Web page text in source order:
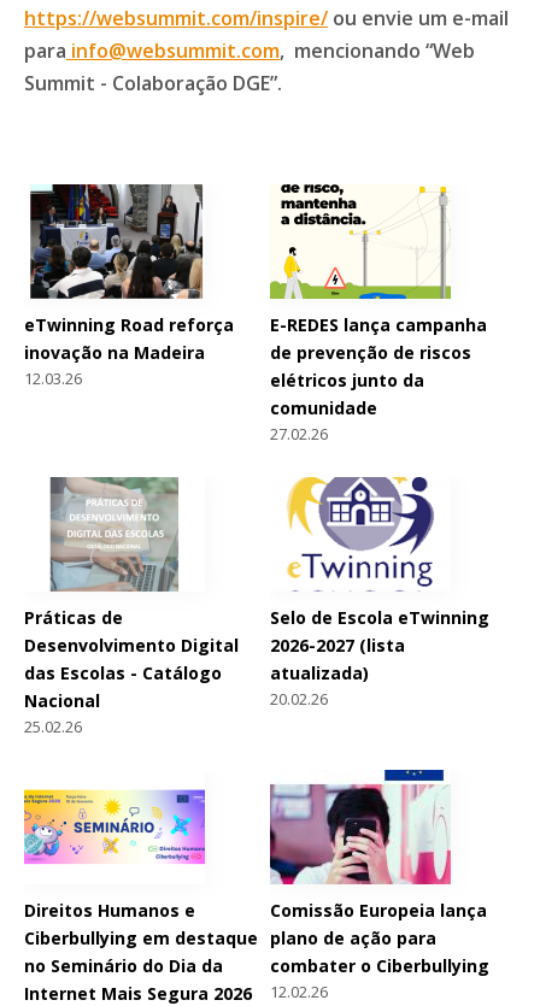
https://websummit.com/inspire/ ou envie um e-mail
para info@websummit.com, mencionando “Web
Summit - Colaboração DGE”.
eTwinning Road reforça
inovação na Madeira
12.03.26
E-REDES lança campanha
de prevenção de riscos
elétricos junto da
comunidade
27.02.26
Práticas de
Desenvolvimento Digital
das Escolas - Catálogo
Nacional
25.02.26
Selo de Escola eTwinning
2026-2027 (lista
atualizada)
20.02.26
Direitos Humanos e
Ciberbullying em destaque
no Seminário do Dia da
Internet Mais Segura 2026
Comissão Europeia lança
plano de ação para
combater o Ciberbullying
12.02.26